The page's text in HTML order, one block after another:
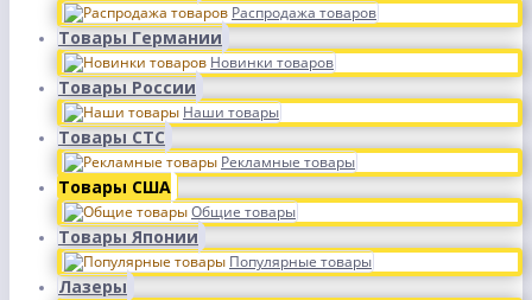
Распродажа товаров
Товары Германии
Новинки товаров
Товары России
Наши товары
Товары СТС
Рекламные товары
Товары США
Общие товары
Товары Японии
Популярные товары
Лазеры